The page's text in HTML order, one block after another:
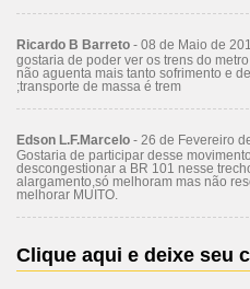
Ricardo B Barreto - 08 de Maio de
gostaria de poder ver os trens do
não aguenta mais tanto sofrimento e
;transporte de massa é trem
Edson L.F.Marcelo - 26 de Fevereiro
Gostaria de participar desse
descongestionar a BR 101 nesse
alargamento,só melhoram mas não
melhorar MUITO.
Clique aqui e deixe seu